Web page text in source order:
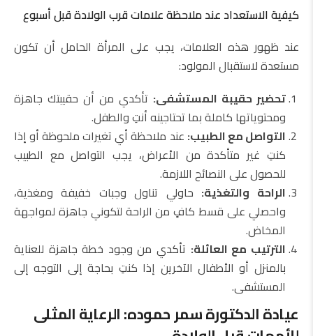
كيفية الاستعداد عند ملاحظة علامات قرب الولادة قبل أسبوع
عند ظهور هذه العلامات، يجب على المرأة الحامل أن تكون
مستعدة لاستقبال المولود:
تحضير حقيبة المستشفى: تأكدي من أن حقيبتك جاهزة
ومحتوياتها كاملة بما تحتاجينه أنتِ والطفل.
التواصل مع الطبيب: عند ملاحظة أي تغيرات ملحوظة أو إذا
كنتِ غير متأكدة من الأعراض، يجب التواصل مع الطبيب
للحصول على النصائح اللازمة.
الراحة والتغذية: حاولي تناول وجبات خفيفة ومغذية،
واحصلي على قسط كافٍ من الراحة لتكوني جاهزة لمواجهة
المخاض.
الترتيب مع العائلة: تأكدي من وجود خطة جاهزة للعناية
بالمنزل أو الأطفال الآخرين إذا كنتِ بحاجة إلى التوجه إلى
المستشفى.
عيادة الدكتورة سمر حموده: الرعاية المثلى